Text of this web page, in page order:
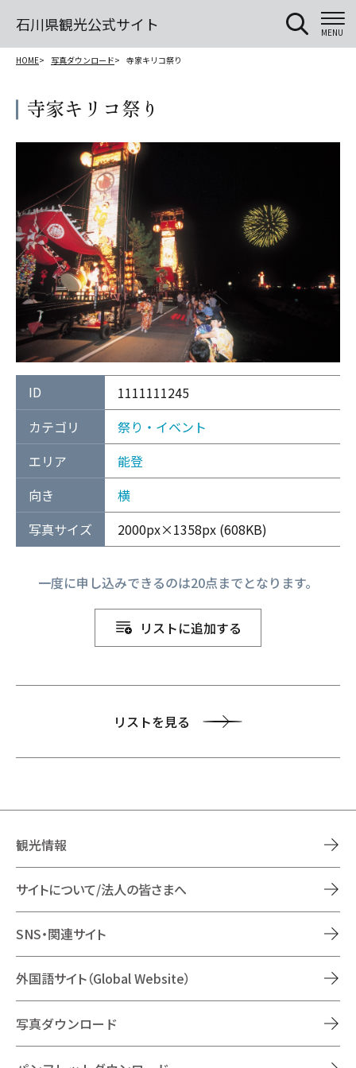
石川県観光公式サイト MENU
HOME 写真ダウンロード 寺家キリコ祭り
寺家キリコ祭り
ID
1111111245
カテゴリ
祭り・イベント
エリア
能登
向き
横
写真サイズ
2000px×1358px (608KB)
一度に申し込みできるのは20点までとなります。
リストに追加する
リストを見る
観光情報
サイトについて/法人の皆さまへ
SNS・関連サイト
外国語サイト（Global Website）
写真ダウンロード